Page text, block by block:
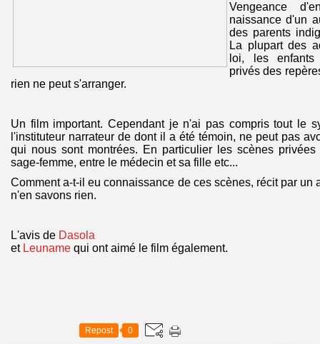
Vengeance
naissance d'un
des parents
La plupart des
loi, les
privés des
rien ne peut s'arranger.
Un film important. Cependant je n'ai pas compris tout le
l'instituteur narrateur de dont il a été témoin, ne peut pas
qui nous sont montrées. En particulier les scènes
sage-femme, entre le médecin et sa fille etc...
Comment a-t-il eu connaissance de ces scènes, récit par un
n'en savons rien.
L'avis de Dasola
et Leuname qui ont aimé le film également.
Repost 0